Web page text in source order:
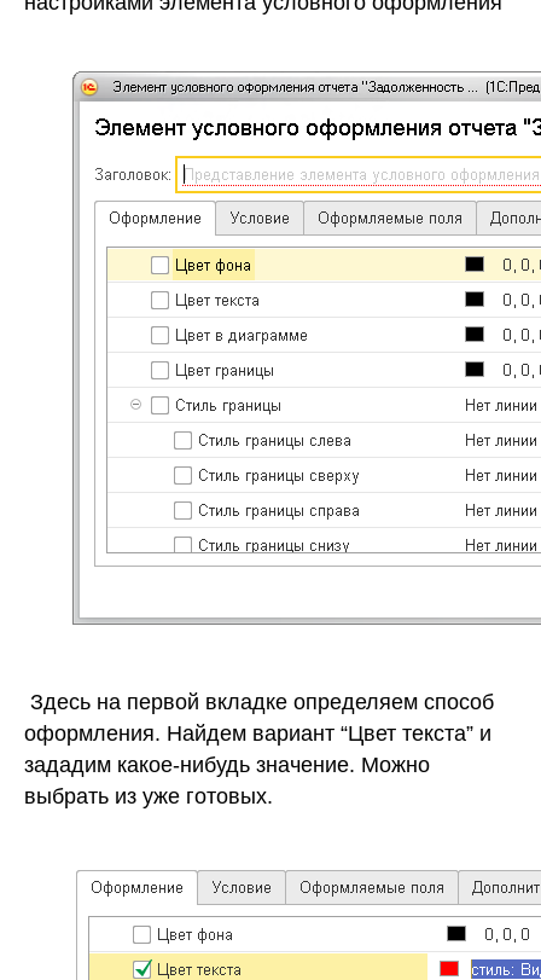
Здесь на первой вкладке определяем способ
оформления. Найдем вариант “Цвет текста” и
зададим какое-нибудь значение. Можно
выбрать из уже готовых.